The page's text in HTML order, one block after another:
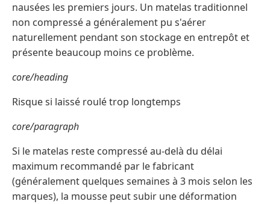
nausées les premiers jours. Un matelas traditionnel
non compressé a généralement pu s'aérer
naturellement pendant son stockage en entrepôt et
présente beaucoup moins ce problème.
core/heading
Risque si laissé roulé trop longtemps
core/paragraph
Si le matelas reste compressé au-delà du délai
maximum recommandé par le fabricant
(généralement quelques semaines à 3 mois selon les
marques), la mousse peut subir une déformation